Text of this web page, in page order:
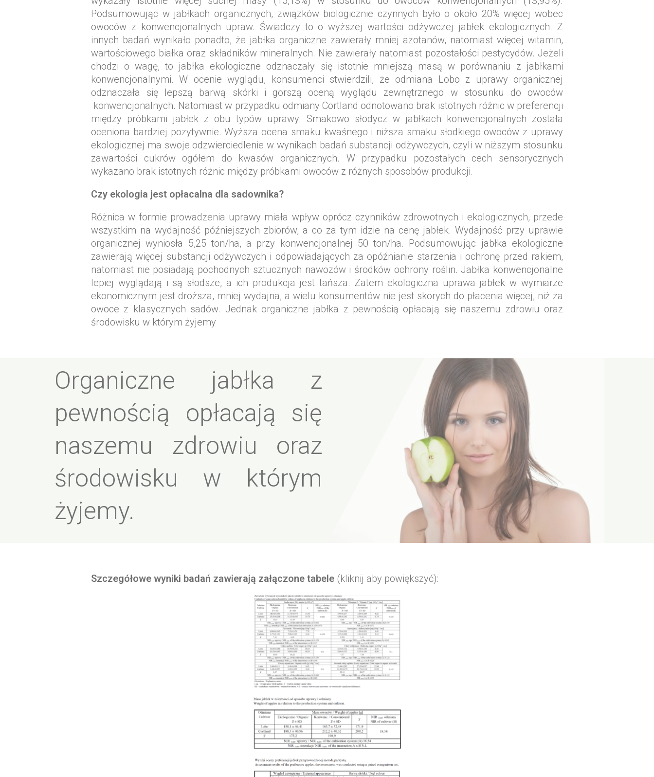
Podsumowując w jabłkach organicznych, związków biologicznie czynnych było o około 20% więcej wobec
owoców z konwencjonalnych upraw. Świadczy to o wyższej wartości odżywczej jabłek ekologicznych. Z
innych badań wynikało ponadto, że jabłka organiczne zawierały mniej azotanów, natomiast więcej witamin,
wartościowego białka oraz składników mineralnych. Nie zawierały natomiast pozostałości pestycydów. Jeżeli
chodzi o wagę, to jabłka ekologiczne odznaczały się istotnie mniejszą masą w porównaniu z jabłkami
konwencjonalnymi. W ocenie wyglądu, konsumenci stwierdzili, że odmiana Lobo z uprawy organicznej
odznaczała się lepszą barwą skórki i gorszą oceną wyglądu zewnętrznego w stosunku do owoców
konwencjonalnych. Natomiast w przypadku odmiany Cortland odnotowano brak istotnych różnic w preferencji
między próbkami jabłek z obu typów uprawy. Smakowo słodycz w jabłkach konwencjonalnych została
oceniona bardziej pozytywnie. Wyższa ocena smaku kwaśnego i niższa smaku słodkiego owoców z uprawy
ekologicznej ma swoje odzwierciedlenie w wynikach badań substancji odżywczych, czyli w niższym stosunku
zawartości cukrów ogółem do kwasów organicznych. W przypadku pozostałych cech sensorycznych
wykazano brak istotnych różnic między próbkami owoców z różnych sposobów produkcji.
Czy ekologia jest opłacalna dla sadownika?
Różnica w formie prowadzenia uprawy miała wpływ oprócz czynników zdrowotnych i ekologicznych, przede
wszystkim na wydajność późniejszych zbiorów, a co za tym idzie na cenę jabłek. Wydajność przy uprawie
organicznej wyniosła 5,25 ton/ha, a przy konwencjonalnej 50 ton/ha. Podsumowując jabłka ekologiczne
zawierają więcej substancji odżywczych i odpowiadających za opóźnianie starzenia i ochronę przed rakiem,
natomiast nie posiadają pochodnych sztucznych nawozów i środków ochrony roślin. Jabłka konwencjonalne
lepiej wyglądają i są słodsze, a ich produkcja jest tańsza. Zatem ekologiczna uprawa jabłek w wymiarze
ekonomicznym jest droższa, mniej wydajna, a wielu konsumentów nie jest skorych do płacenia więcej, niż za
owoce z klasycznych sadów. Jednak organiczne jabłka z pewnością opłacają się naszemu zdrowiu oraz
środowisku w którym żyjemy
Organiczne jabłka z
pewnością opłacają się
naszemu zdrowiu oraz
środowisku w którym
żyjemy.
Szczegółowe wyniki badań zawierają załączone tabele (kliknij aby powiększyć):